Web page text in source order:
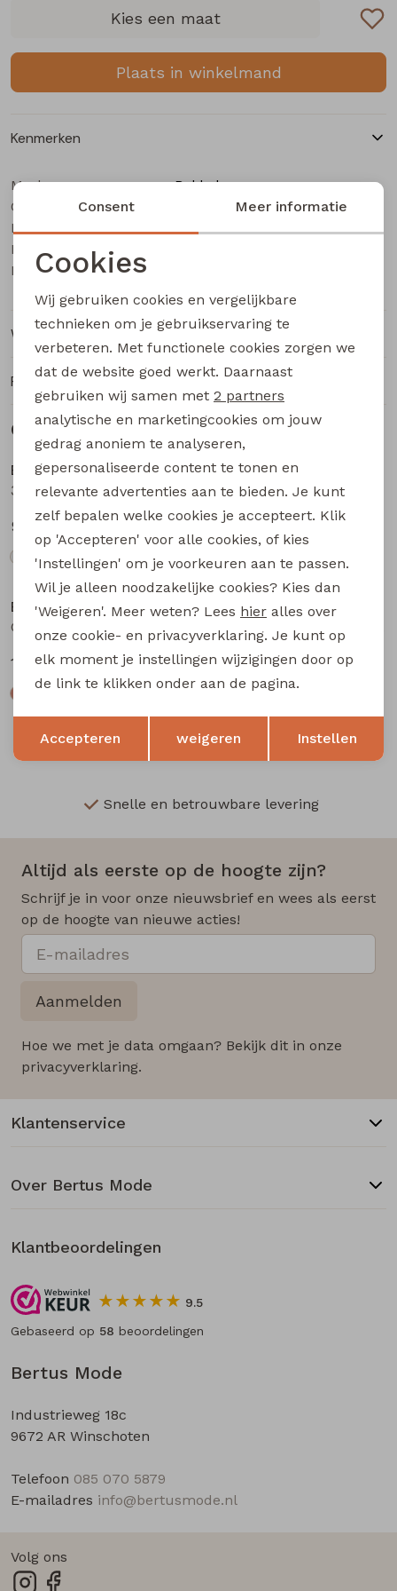
Bermuda's
Kies een maat
Plaats in winkelmand
Kenmerken
Merk
Bakkaboe
Categorie
Baby meisjes T-Shirt lm
Leverancierscode
3315605 W20192
Bestelcode
Kleur
Winkelvoorraad
Ruilen en retourneren
Gerelateerde producten
Bakkaboe
3315604 W20177 baby meisjes T-shirt lm Cream
9,99
Bakkaboe
9,99
Bakkaboe
12,99
Bakkaboe
12,99
Snelle en betrouwbare levering
Altijd als eerste op de hoogte zijn?
Schrijf je in voor onze nieuwsbrief en wees als eerst
op de hoogte van nieuwe acties!
Aanmelden
Hoe we met je data omgaan? Bekijk dit in onze
privacyverklaring.
Bertus Mode
Industrieweg 18c
9672 AR Winschoten
Telefoon 085 070 5879
E-mailadres info@bertusmode.nl
Klantenservice
Over Bertus Mode
Klantbeoordelingen
9.5
Gebaseerd op 58 beoordelingen
Volg ons
Noodzakelijke cookies
Analytische cookies
Marketing cookies
Terug Opslaan
Consent Meer informatie
Cookies
Wij gebruiken cookies en vergelijkbare
technieken om je gebruikservaring te
verbeteren. Met functionele cookies zorgen we
dat de website goed werkt. Daarnaast
gebruiken wij samen met 2 partners
analytische en marketingcookies om jouw
gedrag anoniem te analyseren,
gepersonaliseerde content te tonen en
relevante advertenties aan te bieden. Je kunt
zelf bepalen welke cookies je accepteert. Klik
op 'Accepteren' voor alle cookies, of kies
'Instellingen' om je voorkeuren aan te passen.
Wil je alleen noodzakelijke cookies? Kies dan
'Weigeren'. Meer weten? Lees hier alles over
onze cookie- en privacyverklaring. Je kunt op
elk moment je instellingen wijzigingen door op
de link te klikken onder aan de pagina.
Accepteren weigeren Instellen